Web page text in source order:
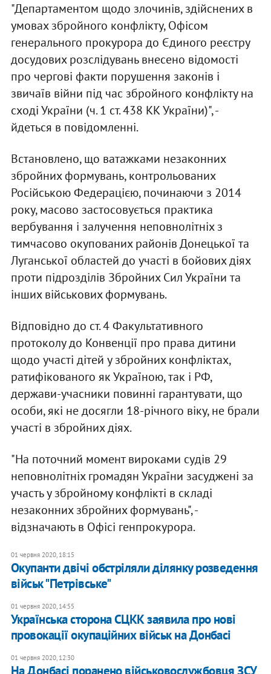
"Департаментом щодо злочинів, здійснених в
умовах збройного конфлікту, Офісом
генерального прокурора до Єдиного реєстру
досудових розслідувань внесено відомості
про чергові факти порушення законів і
звичаїв війни під час збройного конфлікту на
сході України (ч. 1 ст. 438 КК України)", -
йдеться в повідомленні.
Встановлено, що ватажками незаконних
збройних формувань, контрольованих
Російською Федерацією, починаючи з 2014
року, масово застосовується практика
вербування і залучення неповнолітніх з
тимчасово окупованих районів Донецької та
Луганської областей до участі в бойових діях
проти підрозділів Збройних Сил України та
інших військових формувань.
Відповідно до ст. 4 Факультативного
протоколу до Конвенції про права дитини
щодо участі дітей у збройних конфліктах,
ратифікованого як Україною, так і РФ,
держави-учасники повинні гарантувати, що
особи, які не досягли 18-річного віку, не брали
участі в збройних діях.
"На поточний момент вироками судів 29
неповнолітніх громадян України засуджені за
участь у збройному конфлікті в складі
незаконних збройних формувань", -
відзначають в Офісі генпрокурора.
01 червня 2020, 18:15
Окупанти двічі обстріляли ділянку розведення
військ "Петрівське"
01 червня 2020, 14:55
Українська сторона СЦКК заявила про нові
провокації окупаційних військ на Донбасі
01 червня 2020, 12:30